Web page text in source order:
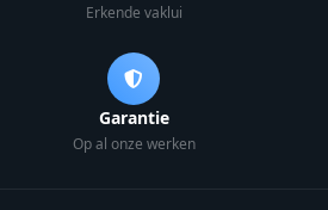
Erkende vaklui
Garantie
Op al onze werken